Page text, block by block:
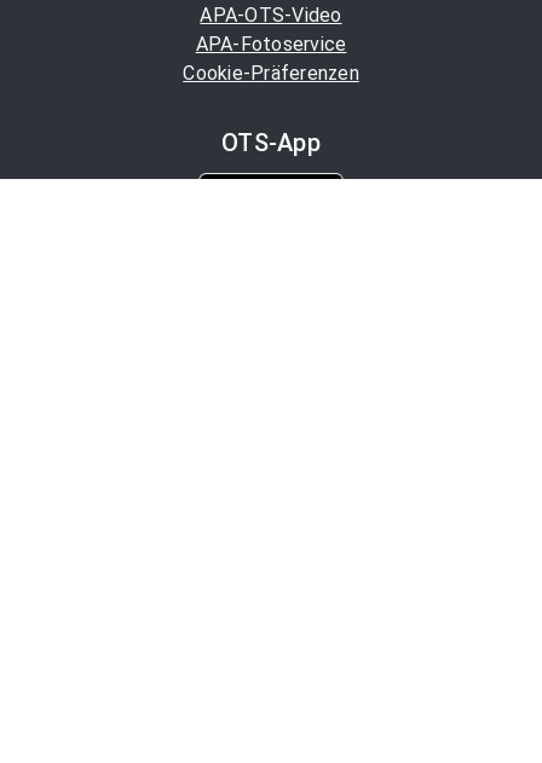
APA-OTS-Video
APA-Fotoservice
Cookie-Präferenzen
OTS-App